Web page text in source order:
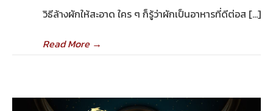
วิธีล้างผักให้สะอาด ใคร ๆ ก็รู้ว่าผักเป็นอาหารที่ดีต่อส […]
Read More→